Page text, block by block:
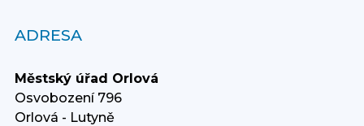
ADRESA
Městský úřad Orlová
Osvobození 796
Orlová - Lutyně